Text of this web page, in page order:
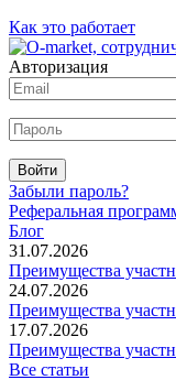
Как это работает
Авторизация
Войти
Забыли пароль?
Реферальная
Блог
31.07.2026
Преимущества
24.07.2026
Преимущества
17.07.2026
Преимущества
Все статьи